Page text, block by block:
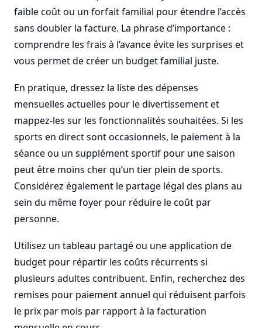
faible coût ou un forfait familial pour étendre l’accès
sans doubler la facture. La phrase d’importance :
comprendre les frais à l’avance évite les surprises et
vous permet de créer un budget familial juste.
En pratique, dressez la liste des dépenses
mensuelles actuelles pour le divertissement et
mappez-les sur les fonctionnalités souhaitées. Si les
sports en direct sont occasionnels, le paiement à la
séance ou un supplément sportif pour une saison
peut être moins cher qu’un tier plein de sports.
Considérez également le partage légal des plans au
sein du même foyer pour réduire le coût par
personne.
Utilisez un tableau partagé ou une application de
budget pour répartir les coûts récurrents si
plusieurs adultes contribuent. Enfin, recherchez des
remises pour paiement annuel qui réduisent parfois
le prix par mois par rapport à la facturation